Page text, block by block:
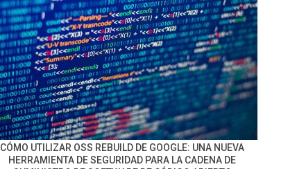
CÓMO UTILIZAR OSS REBUILD DE GOOGLE: UNA NUEVA
HERRAMIENTA DE SEGURIDAD PARA LA CADENA DE